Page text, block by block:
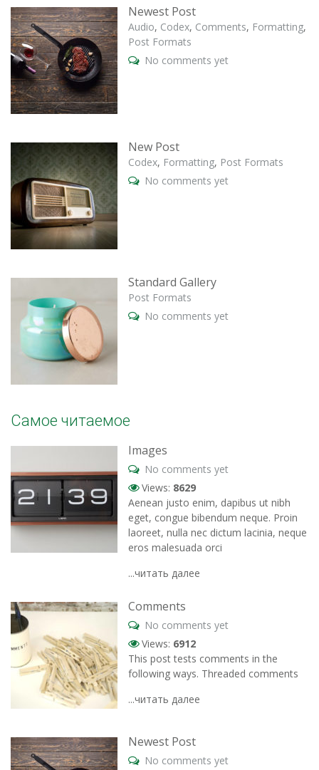
Newest Post
Audio, Codex, Comments, Formatting,
Post Formats
No comments yet
New Post
Codex, Formatting, Post Formats
No comments yet
Standard Gallery
Post Formats
No comments yet
Самое читаемое
Images
No comments yet
Views: 8629
Aenean justo enim, dapibus ut nibh
eget, congue bibendum neque. Proin
laoreet, nulla nec dictum lacinia, neque
eros malesuada orci
...читать далее
Comments
No comments yet
Views: 6912
This post tests comments in the
following ways. Threaded comments
...читать далее
Newest Post
No comments yet